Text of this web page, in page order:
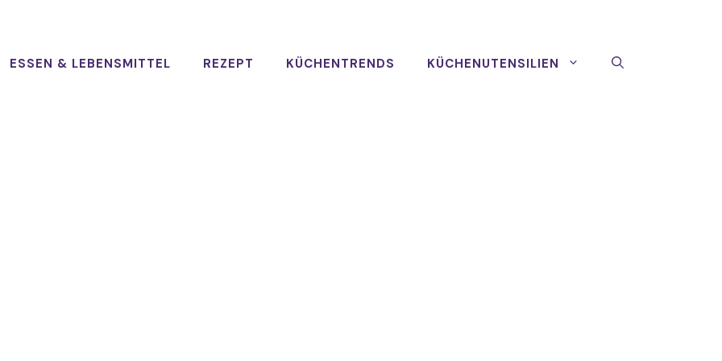
ESSEN & LEBENSMITTEL REZEPT KÜCHENTRENDS KÜCHENUTENSILIEN